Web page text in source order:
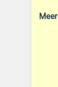
Meer